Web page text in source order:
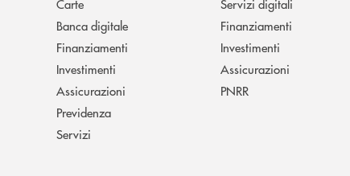
Carte
Banca digitale
Finanziamenti
Investimenti
Assicurazioni
Previdenza
Servizi
Servizi digitali
Finanziamenti
Investimenti
Assicurazioni
PNRR